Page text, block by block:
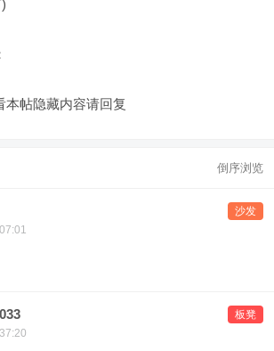
本帖隐藏内容请回复
倒序浏览
沙发
板凳